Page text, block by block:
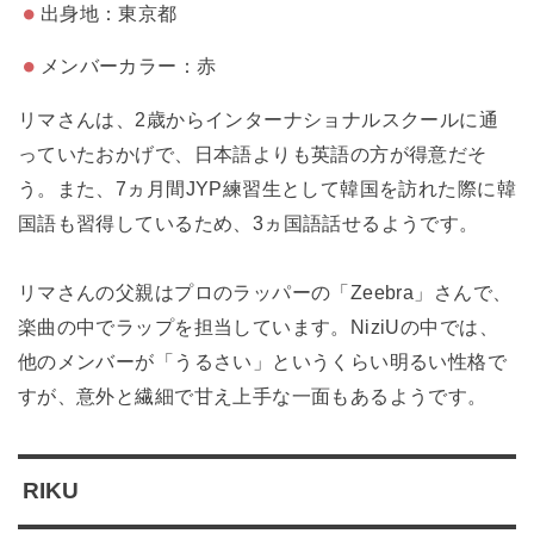
出身地：東京都
メンバーカラー：赤
リマさんは、2歳からインターナショナルスクールに通
っていたおかげで、日本語よりも英語の方が得意だそ
う。また、7ヵ月間JYP練習生として韓国を訪れた際に韓
国語も習得しているため、3ヵ国語話せるようです。
リマさんの父親はプロのラッパーの「Zeebra」さんで、
楽曲の中でラップを担当しています。NiziUの中では、
他のメンバーが「うるさい」というくらい明るい性格で
すが、意外と繊細で甘え上手な一面もあるようです。
RIKU